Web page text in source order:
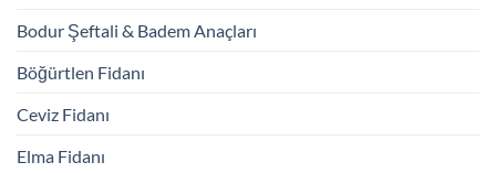
Bodur Şeftali & Badem Anaçları
Böğürtlen Fidanı
Ceviz Fidanı
Elma Fidanı